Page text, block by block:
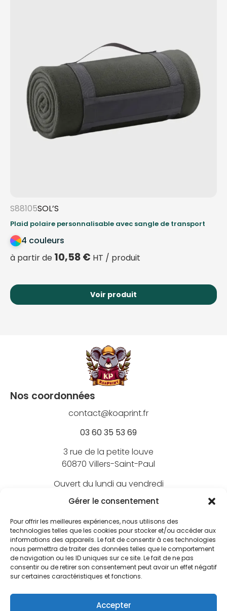
Gérer le consentement
Pour offrir les meilleures expériences, nous utilisons des
technologies telles que les cookies pour stocker et/ou accéder aux
informations des appareils. Le fait de consentir à ces technologies
nous permettra de traiter des données telles que le comportement
de navigation ou les ID uniques sur ce site. Le fait de ne pas
consentir ou de retirer son consentement peut avoir un effet négatif
sur certaines caractéristiques et fonctions.
Accepter
S88105SOL’S
Plaid polaire personnalisable avec sangle de transport
4 couleurs
à partir de 10,58€ HT / produit
Voir produit
Nos coordonnées
contact@koaprint.fr
03 60 35 53 69
3 rue de la petite louve
60870 Villers-Saint-Paul
Ouvert du lundi au vendredi
de 9h à 18h
Nos marques
BEECHFIELD
ATLANTIS
FLEXFIT
Nos marquages
Broderie textile